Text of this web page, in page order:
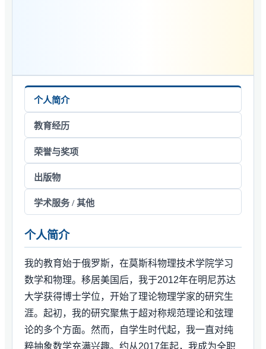
个人简介
教育经历
荣誉与奖项
出版物
学术服务 / 其他
个人简介
我的教育始于俄罗斯，在莫斯科物理技术学院学习
数学和物理。移居美国后，我于2012年在明尼苏达
大学获得博士学位，开始了理论物理学家的研究生
涯。起初，我的研究聚焦于超对称规范理论和弦理
论的多个方面。然而，自学生时代起，我一直对纯
粹抽象数学充满兴趣。约从2017年起，我成为全职